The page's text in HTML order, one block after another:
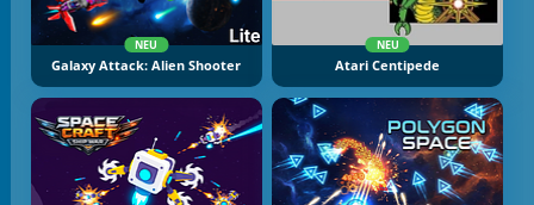
NEU
Galaxy Attack: Alien Shooter
NEU
Atari Centipede